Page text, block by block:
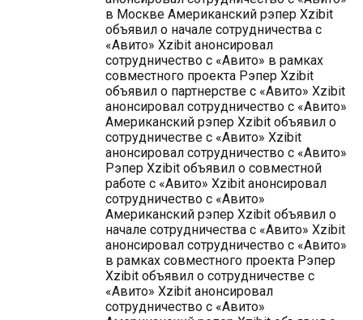
в Москве Американский рэпер Xzibit
объявил о начале сотрудничества с
«Авито» Xzibit анонсировал
сотрудничество с «Авито» в рамках
совместного проекта Рэпер Xzibit
объявил о партнерстве с «Авито» Xzibit
анонсировал сотрудничество с «Авито»
Американский рэпер Xzibit объявил о
сотрудничестве с «Авито» Xzibit
анонсировал сотрудничество с «Авито»
Рэпер Xzibit объявил о совместной
работе с «Авито» Xzibit анонсировал
сотрудничество с «Авито»
Американский рэпер Xzibit объявил о
начале сотрудничества с «Авито» Xzibit
анонсировал сотрудничество с «Авито»
в рамках совместного проекта Рэпер
Xzibit объявил о сотрудничестве с
«Авито» Xzibit анонсировал
сотрудничество с «Авито»